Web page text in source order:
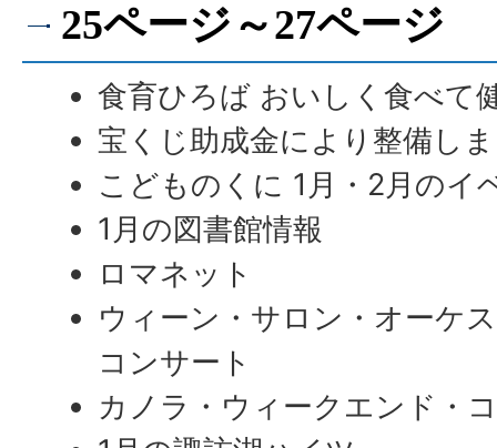
25ページ～27ページ
食育ひろば おいしく食べて
宝くじ助成金により整備し
こどものくに 1月・2月のイ
1月の図書館情報
ロマネット
ウィーン・サロン・オーケ
コンサート
カノラ・ウィークエンド・